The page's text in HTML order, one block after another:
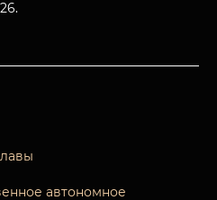
автономное